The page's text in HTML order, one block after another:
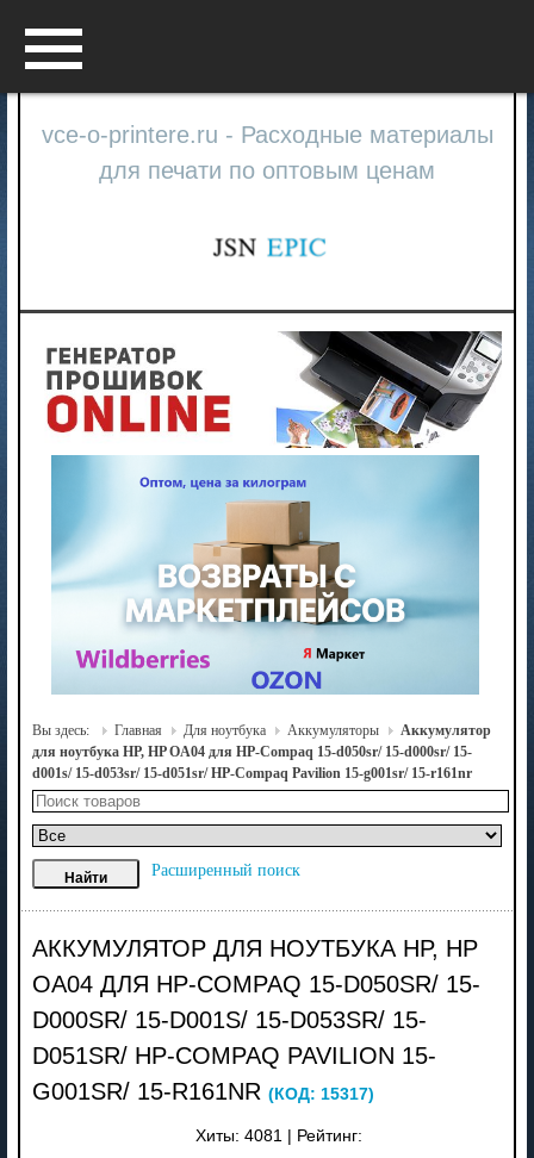
vce-o-printere.ru - Расходные материалы
для печати по оптовым ценам
Вы здесь: Главная Для ноутбука Аккумуляторы
Аккумулятор
для ноутбука HP, HP OA04 для HP-Compaq 15-d050sr/ 15-d000sr/ 15-
d001s/ 15-d053sr/ 15-d051sr/ HP-Compaq Pavilion 15-g001sr/ 15-r161nr
Расширенный поиск
АККУМУЛЯТОР ДЛЯ НОУТБУКА HP, HP
OA04 ДЛЯ HP-COMPAQ 15-D050SR/ 15-
D000SR/ 15-D001S/ 15-D053SR/ 15-
D051SR/ HP-COMPAQ PAVILION 15-
G001SR/ 15-R161NR (КОД: 15317)
Хиты: 4081 Рейтинг: